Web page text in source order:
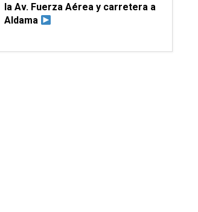
la Av. Fuerza Aérea y carretera a
Aldama